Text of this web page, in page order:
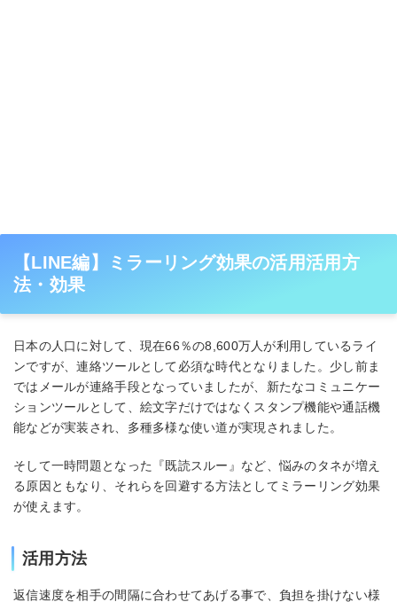
【LINE編】ミラーリング効果の活用活用方
法・効果
日本の人口に対して、現在66％の8,600万人が利用しているライ
ンですが、連絡ツールとして必須な時代となりました。少し前ま
ではメールが連絡手段となっていましたが、新たなコミュニケー
ションツールとして、絵文字だけではなくスタンプ機能や通話機
能などが実装され、多種多様な使い道が実現されました。
そして一時問題となった『既読スルー』など、悩みのタネが増え
る原因ともなり、それらを回避する方法としてミラーリング効果
が使えます。
活用方法
返信速度を相手の間隔に合わせてあげる事で、負担を掛けない様